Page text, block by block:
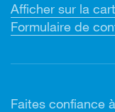
Afficher sur la
Formulaire de
Faites confiance